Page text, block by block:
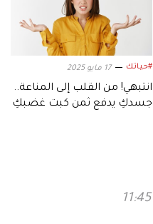
#حياتك 17 مايو 2025
انتبهي! من القلب إلى المناعة..
جسدكِ يدفع ثمن كبت غضبكِ